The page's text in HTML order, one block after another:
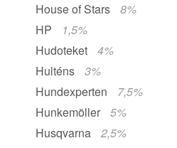
House of Stars
8%
HP
1,5%
Hudoteket
4%
Hulténs
3%
Hundexperten
7,5%
Hunkemöller
5%
Husqvarna
2,5%